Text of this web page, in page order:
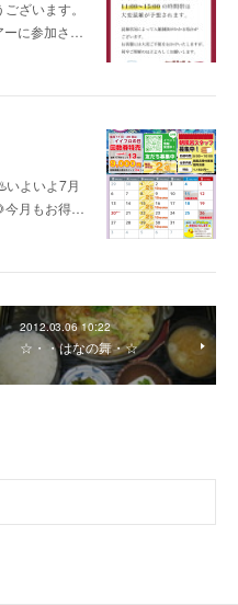
ざいます。
ーに参加さ…
いよいよ7月
今月もお得…
2012.03.06 10:22
☆・・はなの舞・☆